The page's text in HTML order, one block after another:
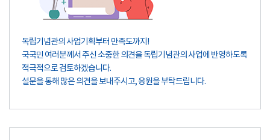
독립기념관의 사업기획부터 만족도까지!
국국민 여러분께서 주신 소중한 의견을 독립기념관의 사업에 반영하도록
적극적으로 검토하겠습니다.
설문을 통해 많은 의견을 보내주시고, 응원을 부탁드립니다.